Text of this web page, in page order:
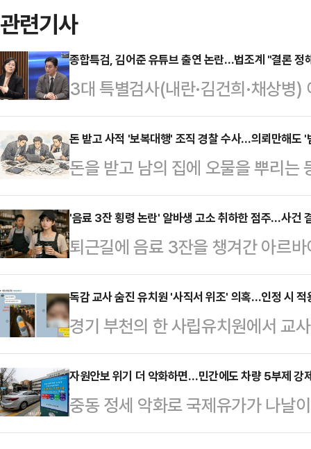
관련기사
종합특검, 김어준 유튜브 출연 논란…법조계 "결론 정
3대 특별검사(내란·김건희·채상병
검팀의 김지미 특검보가 진보 성향
대상을 밝히며 정치적 중립성과 수
"(출연도 부적절하지만) 그 내용도
보지 않을까 싶다'는 표현까지 쓰는
고 프레임을 만들어간다는 인상을
따르면 김 특검보는 전날 오전 '김
는 '정준희의…
돈 받고 사적 '보복대행' 조직 경찰 수사…의뢰만해
돈을 받고 남의 집에 오물을 뿌리는
련해 경찰이 전담팀을 꾸리고 의뢰
뢰자에게도 '범죄단체조직죄' 적용
자도 교사범·공동정범으로 처벌 가
는 조직과 시스템에 대한 구체적
경찰과 법조계에 따르면 박정보 서
자와 공범, 정보제공책, 실행자 등
에 대한 수사가 필요할…
'음료 3잔 횡령 논란' 알바생 고소 취하한 점주…사건
퇴근길에 음료 3잔을 챙겨간 아르
이즈 카페 점주가 사과와 함께 고소
횡령이 반의사불벌죄(피해자가 가
시하면 처벌할 수 없는 범죄)가 아
해 금액이 소액인 경우 (무혐의) 불
다"고 내다봤다.3일 경찰 등에 따르
전날 변호인을 통해 청주청원경찰
하서를 제출했다. A씨와 다른…
독감 교사 숨진 유치원 '사직서 위조' 의혹…인정 시
경기 부천의 한 사립유치원에서 교
관련해 교육당국이 경찰에 수사를
경우 적용 가능한 형사책임 범위에
직 의사 존재 여부와 위임 범위 등
성립 여부가 갈릴 수 있는 만큼 향
자원안보 위기 더 악화하면…민간에도 차량 5부제 강
중동 정세 악화로 국제유가가 나날
민간까지 확대할 가능성을 언급했